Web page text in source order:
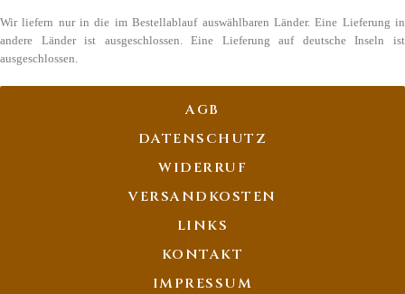
Wir liefern nur in die im Bestellablauf auswählbaren Länder. Eine Lieferung in
andere Länder ist ausgeschlossen. Eine Lieferung auf deutsche Inseln ist
ausgeschlossen.
AGB
DATENSCHUTZ
WIDERRUF
VERSANDKOSTEN
LINKS
KONTAKT
IMPRESSUM